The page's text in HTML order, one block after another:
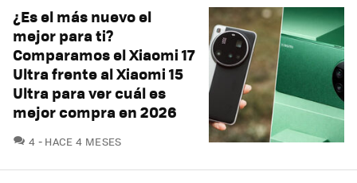
¿Es el más nuevo el
mejor para ti?
Comparamos el Xiaomi 17
Ultra frente al Xiaomi 15
Ultra para ver cuál es
mejor compra en 2026
4 COMENTARIOS
HACE 4 MESES